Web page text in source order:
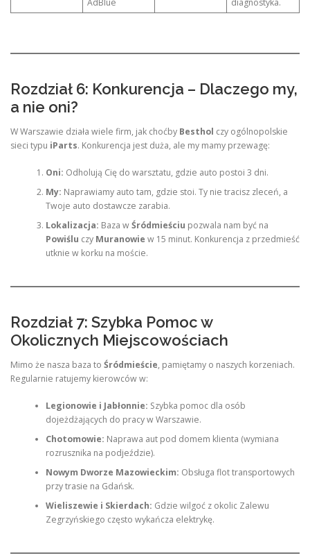
Rozdział 6: Konkurencja – Dlaczego my,
a nie oni?
W Warszawie działa wiele firm, jak choćby Besthol czy ogólnopolskie
sieci typu iParts. Konkurencja jest duża, ale my mamy przewagę:
Oni: Odholują Cię do warsztatu, gdzie auto postoi 3 dni.
My: Naprawiamy auto tam, gdzie stoi. Ty nie tracisz zleceń, a
Twoje auto dostawcze zarabia.
Lokalizacja: Baza wŚródmieściu pozwala nam być na
Powiślu czy Muranowie w 15 minut. Konkurencja z przedmieść
utknie w korku na moście.
Rozdział 7: Szybka Pomoc w
Okolicznych Miejscowościach
Mimo że nasza baza to Śródmieście, pamiętamy o naszych korzeniach.
Regularnie ratujemy kierowców w:
Legionowie i Jabłonnie: Szybka pomoc dla osób
dojeżdżających do pracy w Warszawie.
Chotomowie: Naprawa aut pod domem klienta (wymiana
rozrusznika na podjeździe).
Nowym Dworze Mazowieckim: Obsługa flot transportowych
przy trasie na Gdańsk.
Wieliszewie i Skierdach: Gdzie wilgoć z okolic Zalewu
Zegrzyńskiego często wykańcza elektrykę.